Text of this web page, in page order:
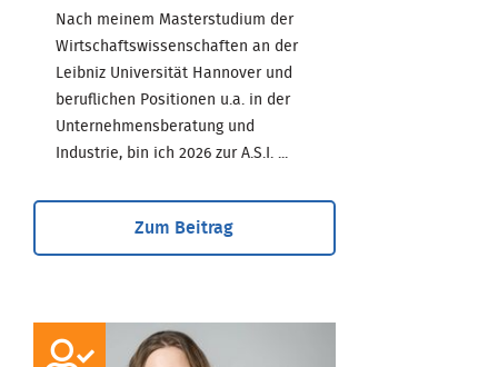
Nach meinem Masterstudium der
Wirtschaftswissenschaften an der
Leibniz Universität Hannover und
beruflichen Positionen u.a. in der
Unternehmensberatung und
Industrie, bin ich 2026 zur A.S.I. ...
Zum Beitrag